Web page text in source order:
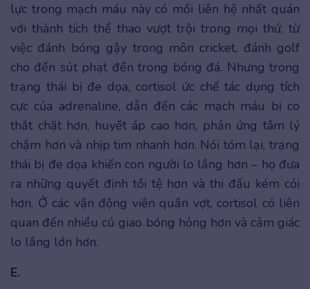
lực trong mạch máu này có mối liên hệ nhất quán
với thành tích thể thao vượt trội trong mọi thứ, từ
việc đánh bóng gậy trong môn cricket, đánh golf
cho đến sút phạt đền trong bóng đá. Nhưng trong
trạng thái bị đe dọa, cortisol ức chế tác dụng tích
cực của adrenaline, dẫn đến các mạch máu bị co
thắt chặt hơn, huyết áp cao hơn, phản ứng tâm lý
chậm hơn và nhịp tim nhanh hơn. Nói tóm lại, trạng
thái bị đe dọa khiến con người lo lắng hơn – họ đưa
ra những quyết định tồi tệ hơn và thi đấu kém cỏi
hơn. Ở các vận động viên quần vợt, cortisol có liên
quan đến nhiều cú giao bóng hỏng hơn và cảm giác
lo lắng lớn hơn.
E.